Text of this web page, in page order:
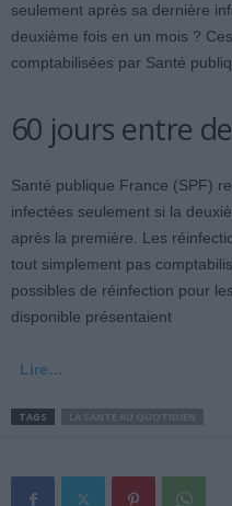
seulement après sa dernière
deuxième fois en un mois ?
comptabilisées par Santé
60 jours entre
Santé publique France (SPF)
infectées seulement si la
après la première. Les
tout simplement pas
possibles de réinfection pour
disponible présentaient
Lire…
TAGS